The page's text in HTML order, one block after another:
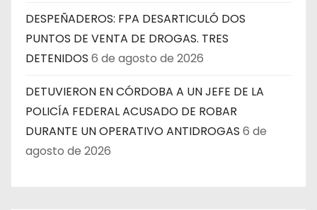
DESPEÑADEROS: FPA DESARTICULÓ DOS
PUNTOS DE VENTA DE DROGAS. TRES
DETENIDOS 6 de agosto de 2026
DETUVIERON EN CÓRDOBA A UN JEFE DE LA
POLICÍA FEDERAL ACUSADO DE ROBAR
DURANTE UN OPERATIVO ANTIDROGAS 6 de
agosto de 2026